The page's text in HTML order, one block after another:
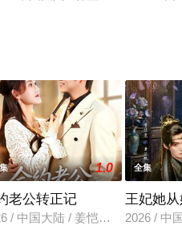
1.0
老公转正记
/ 中国大陆 / 姜恺琳＆王厂
全集
王妃她
2026 / 中